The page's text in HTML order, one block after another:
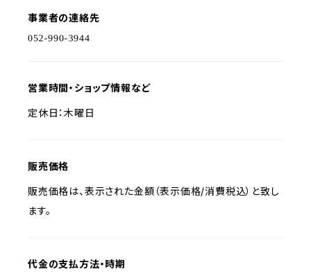
事業者の連絡先
営業時間・ショップ情報など
定休日：木曜日
販売価格
販売価格は、表示された金額（表示価格/消費税込）と致し
ます。
代金の支払方法・時期